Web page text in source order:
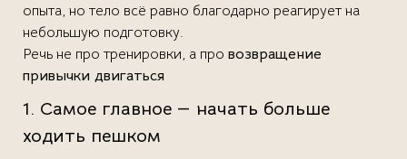
опыта, но тело всё равно благодарно реагирует на
небольшую подготовку.
Речь не про тренировки, а про возвращение
привычки двигаться
1. Самое главное — начать больше
ходить пешком